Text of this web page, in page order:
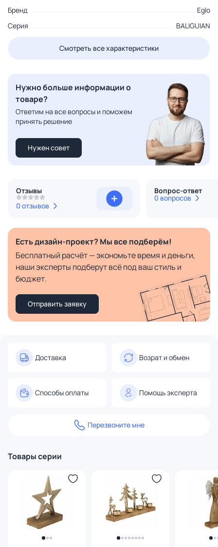
Бренд
Eglo
Серия
BALIGUIAN
Смотреть все характеристики
Нужно больше информации о
товаре?
Ответим на все вопросы и поможем
принять решение
Нужен совет
Отзывы
0 отзывов
Вопрос-ответ
0 вопросов
Есть дизайн-проект? Мы все подберём!
Бесплатный расчёт — экономьте время и деньги,
наши эксперты подберут всё под ваш стиль и
бюджет.
Отправить заявку
Доставка Возрат и обмен
Способы оплаты Помощь эксперта
Перезвоните мне
Товары серии